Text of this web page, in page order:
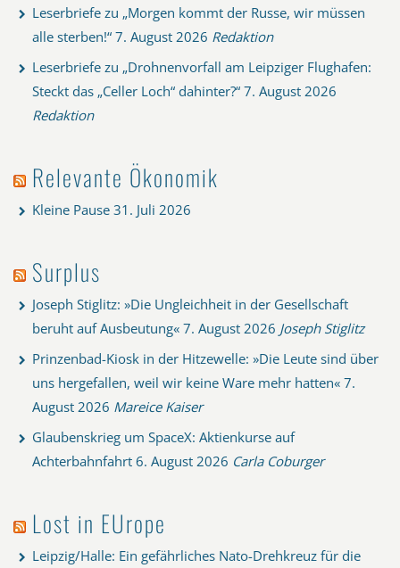
Leserbriefe zu „Morgen kommt der Russe, wir müssen
alle sterben!“ 7. August 2026 Redaktion
Leserbriefe zu „Drohnenvorfall am Leipziger Flughafen:
Steckt das „Celler Loch“ dahinter?“ 7. August 2026
Redaktion
Relevante Ökonomik
Kleine Pause 31. Juli 2026
Surplus
Joseph Stiglitz: »Die Ungleichheit in der Gesellschaft
beruht auf Ausbeutung« 7. August 2026 Joseph Stiglitz
Prinzenbad-Kiosk in der Hitzewelle: »Die Leute sind über
uns hergefallen, weil wir keine Ware mehr hatten« 7.
August 2026 Mareice Kaiser
Glaubenskrieg um SpaceX: Aktienkurse auf
Achterbahnfahrt 6. August 2026 Carla Coburger
Lost in EUrope
Leipzig/Halle: Ein gefährliches Nato-Drehkreuz für die